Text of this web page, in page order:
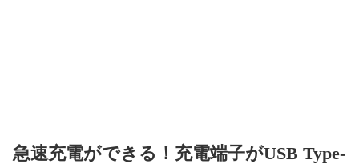
急速充電ができる！充電端子がUSB Type-